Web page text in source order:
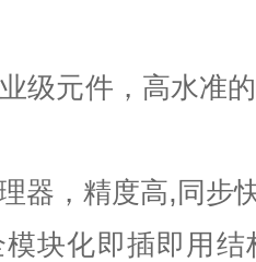
级元件，高水准
器，精度高, 同步
模块化即插即用